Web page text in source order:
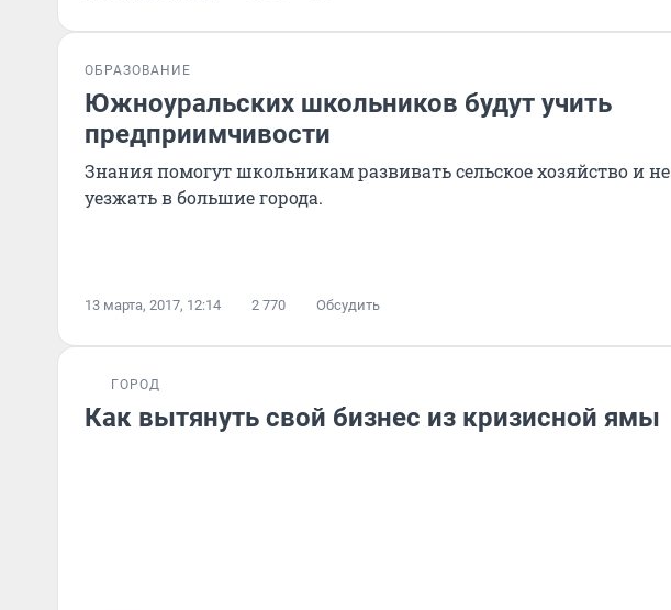
ОБРАЗОВАНИЕ
Южноуральских школьников будут учить
предприимчивости
Знания помогут школьникам развивать сельское хозяйство и не
уезжать в большие города.
13 марта, 2017, 12:14 2 770 Обсудить
ГОРОД
Как вытянуть свой бизнес из кризисной ямы